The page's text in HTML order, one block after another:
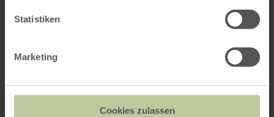
Statistiken
Marketing
Cookies zulassen